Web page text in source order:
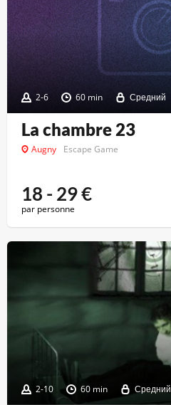
2-6 60 min Средний
La chambre 23
Augny Escape Game
18 - 29€
par personne
2-10 60 min Средний